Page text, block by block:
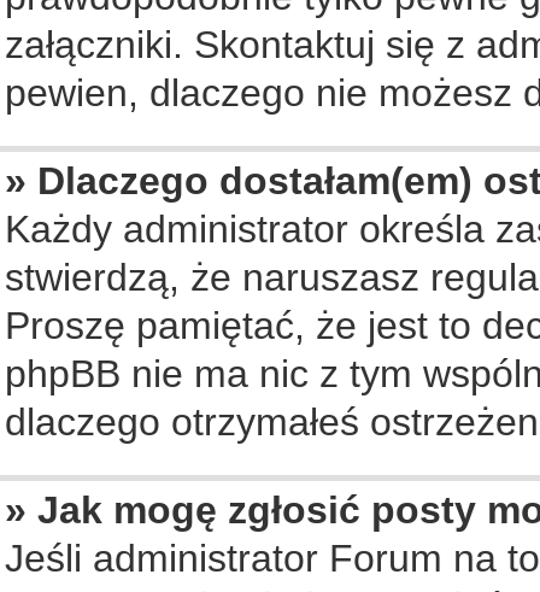
załączniki. Skontaktuj się z
pewien, dlaczego nie możesz
» Dlaczego dostałam(em)
Każdy administrator określa
stwierdzą, że naruszasz
Proszę pamiętać, że jest to
phpBB nie ma nic z tym
dlaczego otrzymałeś
» Jak mogę zgłosić posty
Jeśli administrator Forum na